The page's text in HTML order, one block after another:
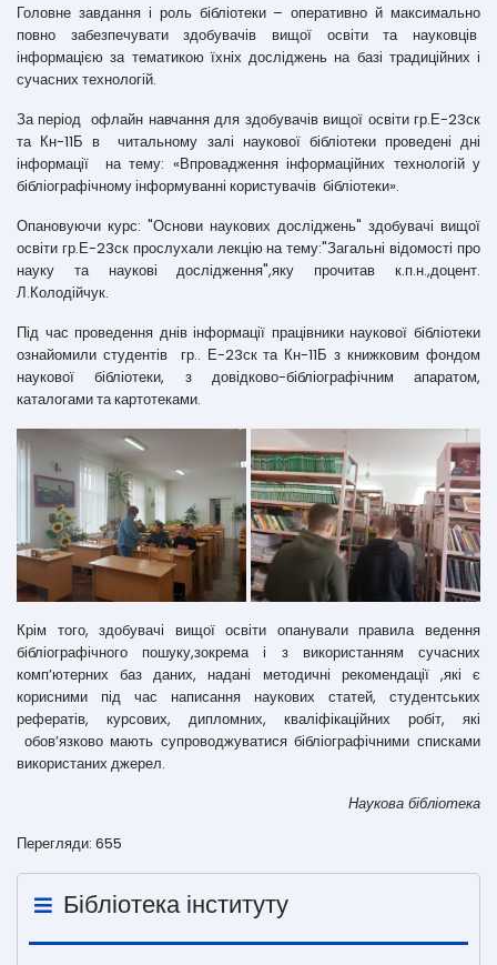
Головне завдання і роль бібліотеки – оперативно й максимально
повно забезпечувати здобувачів вищої освіти та науковців
інформацією за тематикою їхніх досліджень на базі традиційних і
сучасних технологій.
За період офлайн навчання для здобувачів вищої освіти гр.Е-23ск
та Кн-11Б в читальному залі наукової бібліотеки проведені дні
інформації на тему: «Впровадження інформаційних технологій у
бібліографічному інформуванні користувачів бібліотеки».
Опановуючи курс: "Основи наукових досліджень" здобувачі вищої
освіти гр.Е-23ск прослухали лекцію на тему:"Загальні відомості про
науку та наукові дослідження",яку прочитав к.п.н.,доцент.
Л.Колодійчук.
Під час проведення днів інформації працівники наукової бібліотеки
ознайомили студентів гр.. Е-23ск та Кн-11Б з книжковим фондом
наукової бібліотеки, з довідково-бібліографічним апаратом,
каталогами та картотеками.
Крім того, здобувачі вищої освіти опанували правила ведення
бібліографічного пошуку,зокрема і з використанням сучасних
комп’ютерних баз даних, надані методичні рекомендації ,які є
корисними під час написання наукових статей, студентських
рефератів, курсових, дипломних, кваліфікаційних робіт, які
обов’язково мають супроводжуватися бібліографічними списками
використаних джерел.
Наукова бібліотека
Перегляди: 655
Бібліотека інституту